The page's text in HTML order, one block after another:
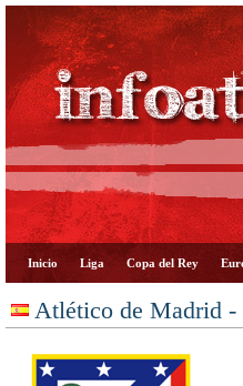
Inicio Liga Copa del Rey
Atlético de Madrid -